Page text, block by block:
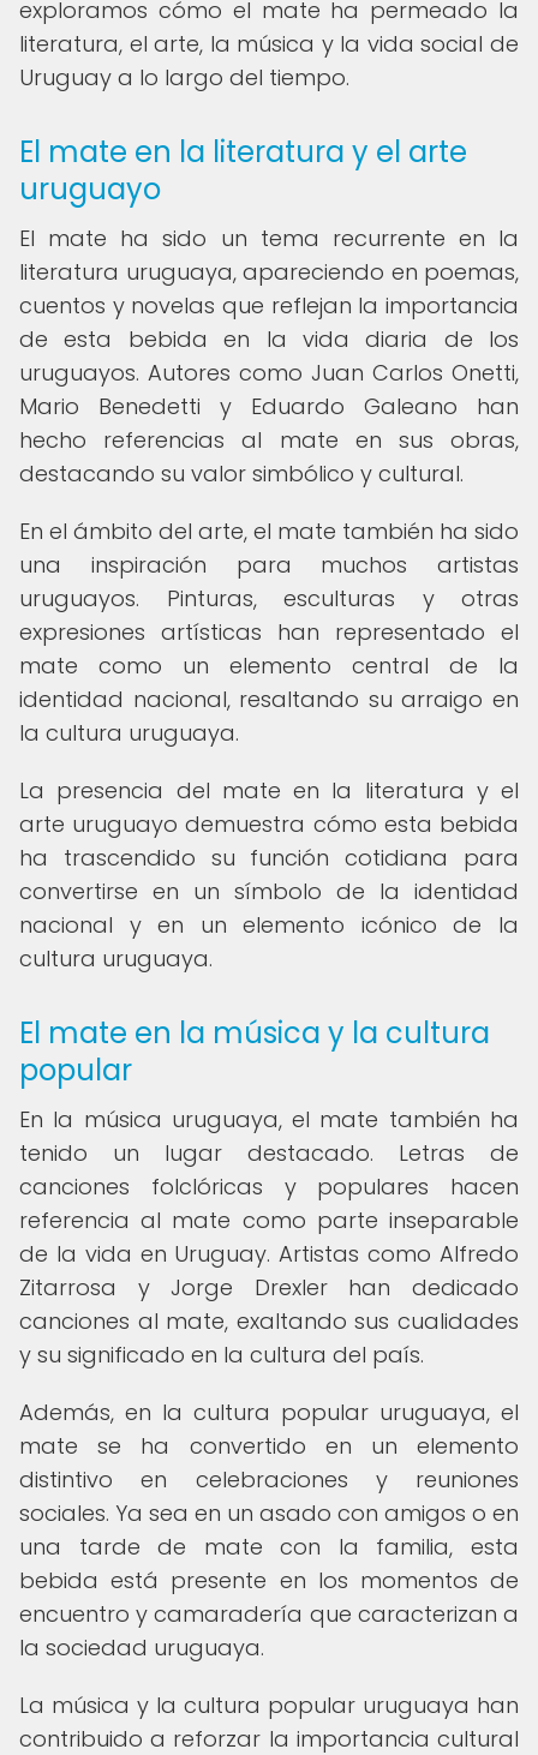
exploramos cómo el mate ha permeado la
literatura, el arte, la música y la vida social de
Uruguay a lo largo del tiempo.
El mate en la literatura y el arte
uruguayo
El mate ha sido un tema recurrente en la
literatura uruguaya, apareciendo en poemas,
cuentos y novelas que reflejan la importancia
de esta bebida en la vida diaria de los
uruguayos. Autores como Juan Carlos Onetti,
Mario Benedetti y Eduardo Galeano han
hecho referencias al mate en sus obras,
destacando su valor simbólico y cultural.
En el ámbito del arte, el mate también ha sido
una inspiración para muchos artistas
uruguayos. Pinturas, esculturas y otras
expresiones artísticas han representado el
mate como un elemento central de la
identidad nacional, resaltando su arraigo en
la cultura uruguaya.
La presencia del mate en la literatura y el
arte uruguayo demuestra cómo esta bebida
ha trascendido su función cotidiana para
convertirse en un símbolo de la identidad
nacional y en un elemento icónico de la
cultura uruguaya.
El mate en la música y la cultura
popular
En la música uruguaya, el mate también ha
tenido un lugar destacado. Letras de
canciones folclóricas y populares hacen
referencia al mate como parte inseparable
de la vida en Uruguay. Artistas como Alfredo
Zitarrosa y Jorge Drexler han dedicado
canciones al mate, exaltando sus cualidades
y su significado en la cultura del país.
Además, en la cultura popular uruguaya, el
mate se ha convertido en un elemento
distintivo en celebraciones y reuniones
sociales. Ya sea en un asado con amigos o en
una tarde de mate con la familia, esta
bebida está presente en los momentos de
encuentro y camaradería que caracterizan a
la sociedad uruguaya.
La música y la cultura popular uruguaya han
contribuido a reforzar la importancia cultural